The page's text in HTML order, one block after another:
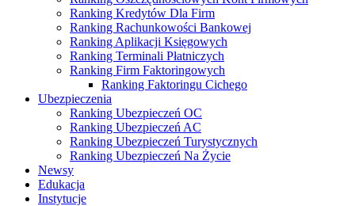
Ranking Kredytów Dla Firm
Ranking Rachunkowości Bankowej
Ranking Aplikacji Księgowych
Ranking Terminali Płatniczych
Ranking Firm Faktoringowych
Ranking Faktoringu Cichego
Ubezpieczenia
Ranking Ubezpieczeń OC
Ranking Ubezpieczeń AC
Ranking Ubezpieczeń Turystycznych
Ranking Ubezpieczeń Na Życie
Newsy
Edukacja
Instytucje